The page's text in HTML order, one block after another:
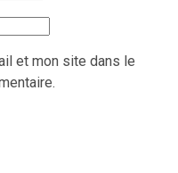
et mon site dans le